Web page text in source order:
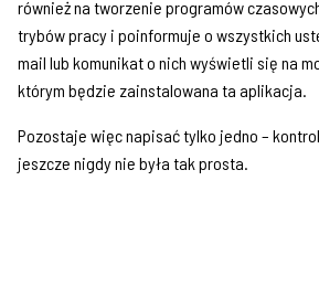
również na tworzenie programów
trybów pracy i poinformuje o wszystkich
mail lub komunikat o nich wyświetli się na
którym będzie zainstalowana ta aplikacja.
Pozostaje więc napisać tylko jedno –
jeszcze nigdy nie była tak prosta.